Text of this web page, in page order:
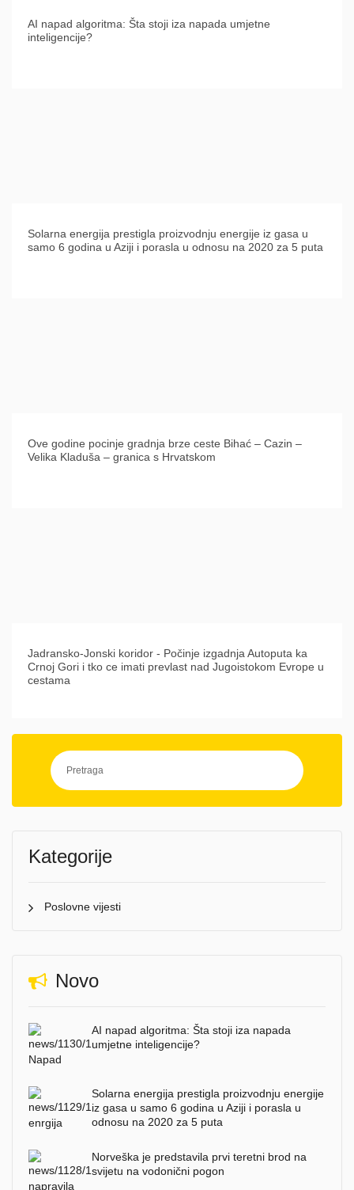
AI napad algoritma: Šta stoji iza napada umjetne
inteligencije?
Solarna energija prestigla proizvodnju energije iz gasa u
samo 6 godina u Aziji i porasla u odnosu na 2020 za 5 puta
Ove godine pocinje gradnja brze ceste Bihać – Cazin –
Velika Kladuša – granica s Hrvatskom
Jadransko-Jonski koridor - Počinje izgadnja Autoputa ka
Crnoj Gori i tko ce imati prevlast nad Jugoistokom Evrope u
cestama
Kategorije
Poslovne vijesti
Novo
AI napad algoritma: Šta stoji iza napada
umjetne inteligencije?
Solarna energija prestigla proizvodnju energije
iz gasa u samo 6 godina u Aziji i porasla u
odnosu na 2020 za 5 puta
Norveška je predstavila prvi teretni brod na
svijetu na vodonični pogon